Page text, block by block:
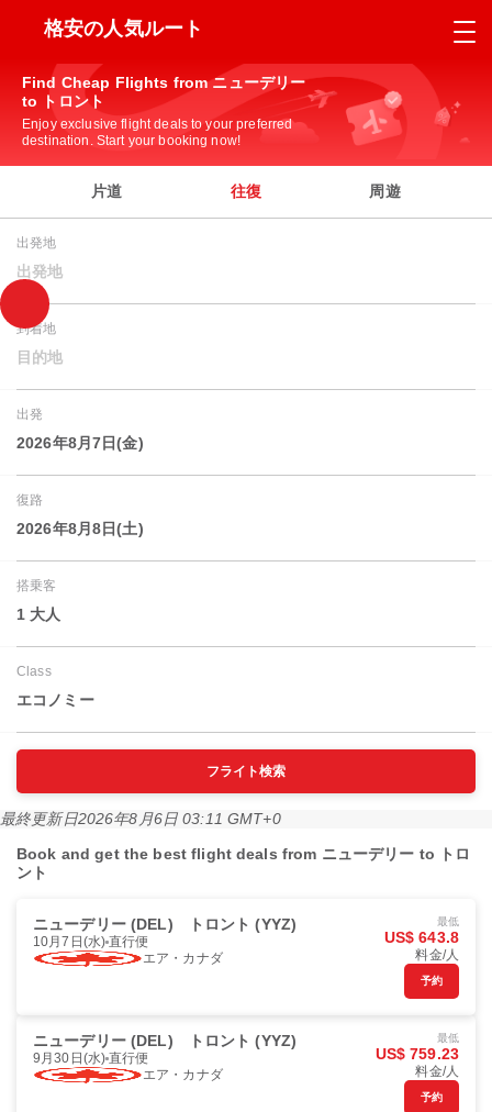
格安の人気ルート
Find Cheap Flights from ニューデリー
to トロント
Enjoy exclusive flight deals to your preferred
destination. Start your booking now!
片道 往復 周遊
出発地
出発地
到着地
目的地
出発
2026年8月7日(金)
復路
2026年8月8日(土)
搭乗客
1 大人
Class
エコノミー
フライト検索
最終更新日2026年8月6日 03:11 GMT+0
Book and get the best flight deals from ニューデリー to トロ
ント
ニューデリー (DEL) トロント (YYZ)
10月7日(水) 直行便
エア・カナダ
最低
US$ 643.8
料金/人
予約
ニューデリー (DEL) トロント (YYZ)
9月30日(水) 直行便
エア・カナダ
最低
US$ 759.23
料金/人
予約